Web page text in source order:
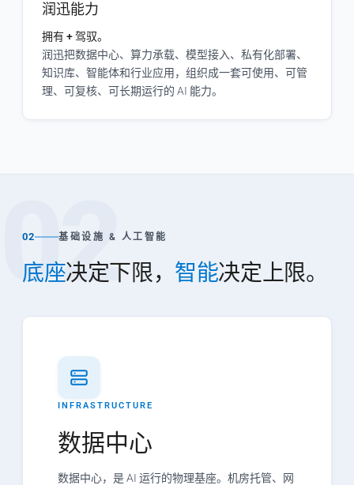
润迅能力
拥有 + 驾驭。
润迅把数据中心、算力承载、模型接入、私有化部署、
知识库、智能体和行业应用，组织成一套可使用、可管
理、可复核、可长期运行的 AI 能力。
02
02 基础设施 & 人工智能
底座决定下限， 智能决定上限。
INFRASTRUCTURE
数据中心
数据中心，是 AI 运行的物理基座。机房托管、网